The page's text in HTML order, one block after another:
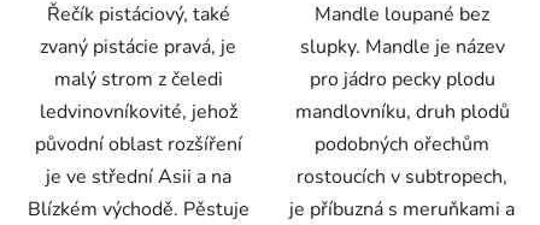
Řečík pistáciový, také
zvaný pistácie pravá, je
malý strom z čeledi
ledvinovníkovité, jehož
původní oblast rozšíření
je ve střední Asii a na
Blízkém východě. Pěstuje
Mandle loupané bez
slupky. Mandle je název
pro jádro pecky plodu
mandlovníku, druh plodů
podobných ořechům
rostoucích v subtropech,
je příbuzná s meruňkami a